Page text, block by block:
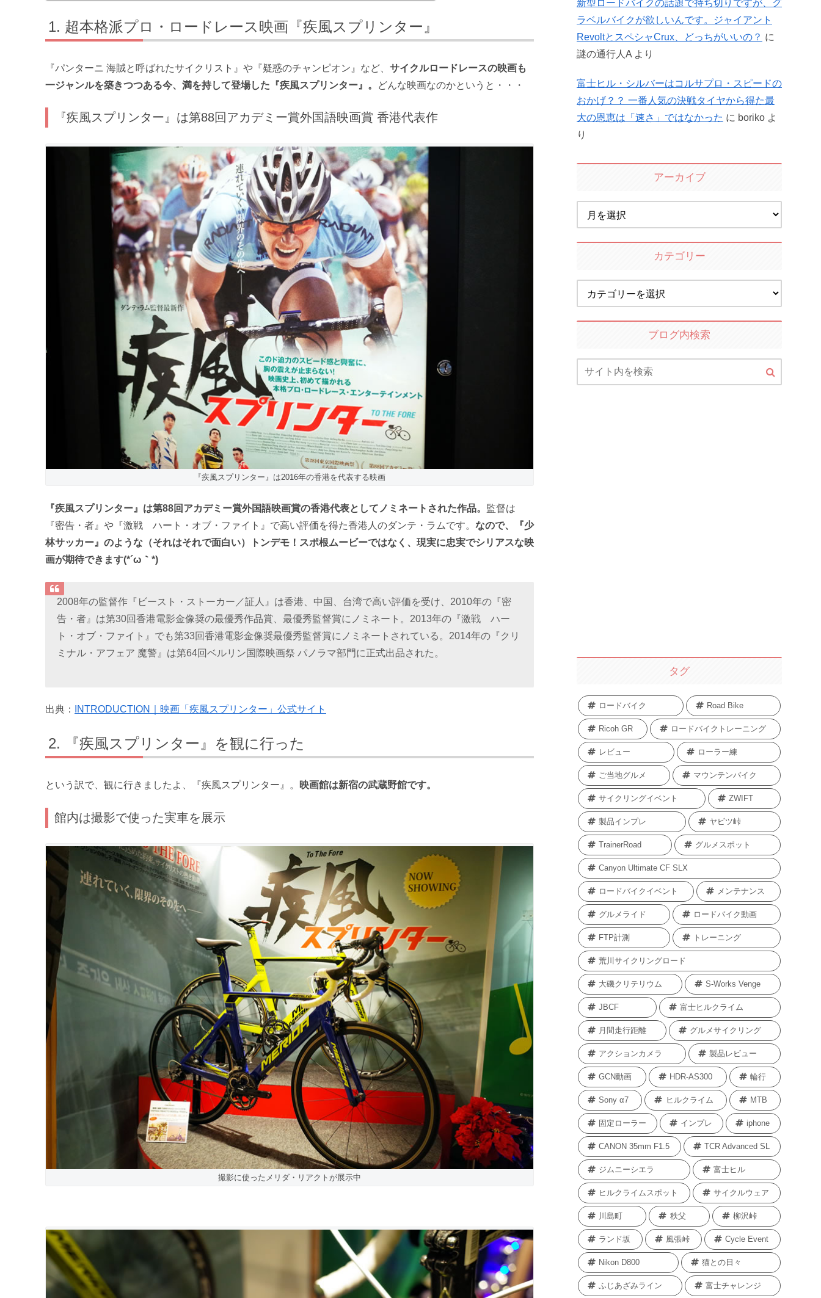
超本格派プロ・ロードレース映画『疾風スプリンター』
『パンターニ 海賊と呼ばれたサイクリスト』や『疑惑のチャンピオン』など、 サイクルロードレースの映画も
一ジャンルを築きつつある今、満を持して登場した『疾風スプリンター』。
どんな映画なのかというと・・・
『疾風スプリンター』は第88回アカデミー賞外国語映画賞 香港代表作
『疾風スプリンター』は2016年の香港を代表する映画
『疾風スプリンター』は第88回アカデミー賞外国語映画賞の香港代表としてノミネートされた作品。 監督は
『密告・者』や『激戦 ハート・オブ・ファイト』で高い評価を得た香港人のダンテ・ラムです。 なので、『少
林サッカー』のような（それはそれで面白い）トンデモ！スポ根ムービーではなく、現実に忠実でシリアスな映
画が期待できます(*´ω｀*)
2008年の監督作『ビースト・ストーカー／証人』は香港、中国、台湾で高い評価を受け、2010年の『密
告・者』は第30回香港電影金像奨の最優秀作品賞、最優秀監督賞にノミネート。2013年の『激戦 ハー
ト・オブ・ファイト』でも第33回香港電影金像奨最優秀監督賞にノミネートされている。2014年の『クリ
ミナル・アフェア 魔警』は第64回ベルリン国際映画祭 パノラマ部門に正式出品された。
出典： INTRODUCTION｜映画「疾風スプリンター」公式サイト
『疾風スプリンター』を観に行った
という訳で、観に行きましたよ、『疾風スプリンター』。 映画館は新宿の武蔵野館です。
館内は撮影で使った実車を展示
撮影に使ったメリダ・リアクトが展示中
新型ロードバイクの話題で持ち切りですが、グ
ラベルバイクが欲しいんです。ジャイアント
RevoltとスペシャCrux、どっちがいいの？ に
謎の通行人A より
富士ヒル・シルバーはコルサプロ・スピードの
おかげ？？ 一番人気の決戦タイヤから得た最
大の恩恵は「速さ」ではなかった に boriko よ
り
アーカイブ
カテゴリー
ブログ内検索
タグ
ロードバイク Road Bike
Ricoh GR ロードバイクトレーニング
レビュー ローラー練
ご当地グルメ マウンテンバイク
サイクリングイベント ZWIFT
製品インプレ ヤビツ峠
TrainerRoad グルメスポット
Canyon Ultimate CF SLX
ロードバイクイベント メンテナンス
グルメライド ロードバイク動画
FTP計測 トレーニング
荒川サイクリングロード
大磯クリテリウム S-Works Venge
JBCF 富士ヒルクライム
月間走行距離 グルメサイクリング
アクションカメラ 製品レビュー
GCN動画 HDR-AS300 輪行
Sony α7 ヒルクライム MTB
固定ローラー インプレ iphone
CANON 35mm F1.5 TCR Advanced SL
ジムニーシエラ 富士ヒル
ヒルクライムスポット サイクルウェア
川島町 秩父 柳沢峠
ランド坂 風張峠 Cycle Event
Nikon D800 猫との日々
ふじあざみライン 富士チャレンジ